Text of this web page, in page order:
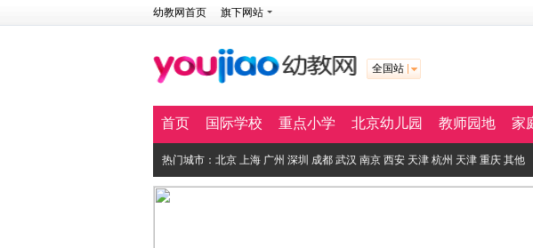
幼教网首页 旗下网站
全国站
首页 国际学校 重点小学 北京幼儿园 教师园地 家
热门城市： 北京 上海 广州 深圳 成都 武汉 南京 西安 天津 杭州 天津 重庆 其他